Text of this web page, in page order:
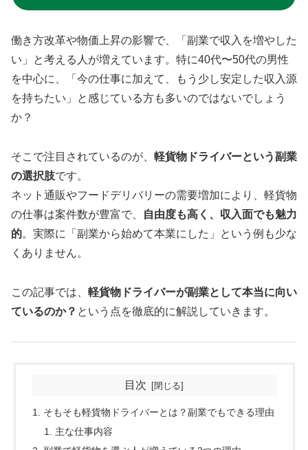
働き方改革や物価上昇の影響で、「副業で収入を増やした
い」と考える人が増えています。特に40代〜50代の男性
を中心に、「今の仕事に加えて、もう少し安定した収入源
を持ちたい」と感じている方も多いのではないでしょう
か？
そこで注目されているのが、 軽貨物ドライバーという副業
の選択肢です。
ネット通販やフードデリバリーの需要増加により、軽貨物
の仕事は案件数が豊富で、
自由度も高く、収入面でも魅力
的。実際に「副業から始めて本業にした」という例も少な
くありません。
この記事では、 軽貨物ドライバーが副業として本当に向い
ているのか？ という点を徹底的に解説していきます。
目次
そもそも軽貨物ドライバーとは？副業でもできる理由
主な仕事内容